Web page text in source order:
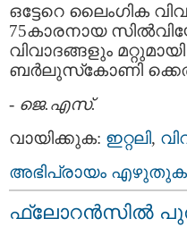
ഒട്ടേറെ ലൈംഗിക
75കാരനായ
വിവാദങ്ങളും
ബര്‍ലുസ്‌കോണി
- ജെ.എസ്.
വായിക്കുക: ഇറ്റലി,
അഭിപ്രായം എഴുതുക
ഫ്ലോറന്‍സില്‍